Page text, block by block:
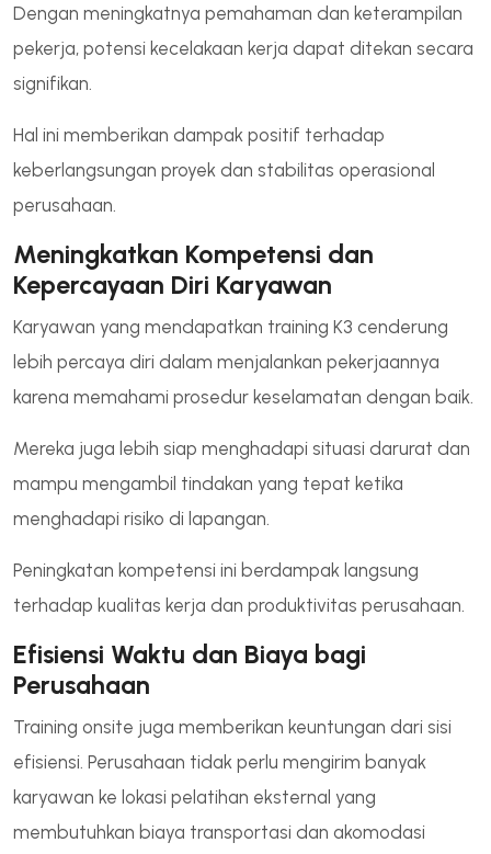
Dengan meningkatnya pemahaman dan keterampilan
pekerja, potensi kecelakaan kerja dapat ditekan secara
signifikan.
Hal ini memberikan dampak positif terhadap
keberlangsungan proyek dan stabilitas operasional
perusahaan.
Meningkatkan Kompetensi dan
Kepercayaan Diri Karyawan
Karyawan yang mendapatkan training K3 cenderung
lebih percaya diri dalam menjalankan pekerjaannya
karena memahami prosedur keselamatan dengan baik.
Mereka juga lebih siap menghadapi situasi darurat dan
mampu mengambil tindakan yang tepat ketika
menghadapi risiko di lapangan.
Peningkatan kompetensi ini berdampak langsung
terhadap kualitas kerja dan produktivitas perusahaan.
Efisiensi Waktu dan Biaya bagi
Perusahaan
Training onsite juga memberikan keuntungan dari sisi
efisiensi. Perusahaan tidak perlu mengirim banyak
karyawan ke lokasi pelatihan eksternal yang
membutuhkan biaya transportasi dan akomodasi